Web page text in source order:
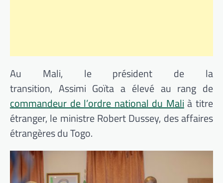
Au Mali, le président de la
transition, Assimi Goïta a élevé au rang de
commandeur de l’ordre national du Mali à titre
étranger, le ministre RobertDussey, des affaires
étrangères du Togo.